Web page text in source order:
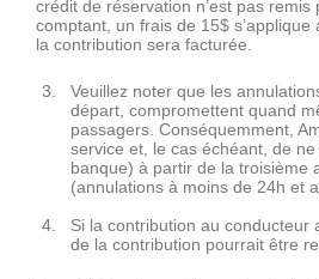
crédit de réservation n’est pas
comptant, un frais de 15$
la contribution sera facturée.
Veuillez noter que les
départ, compromettent quand
passagers. Conséquemment,
service et, le cas échéant, de
banque) à partir de la troisième
(annulations à moins de 24h et
Si la contribution au
de la contribution pourrait être